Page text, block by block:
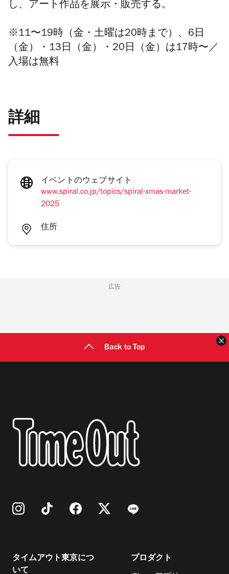
し、アート作品を展示・販売する。
※11〜19時（金・土曜は20時まで）、6日
（金）・13日（金）・20日（金）は17時〜／
入場は無料
詳細
イベントのウェブサイト
www.spiral.co.jp/topics/spiral-xmas-market-
2025
住所
広告
Back to Top
タイムアウト東京につ
いて
プロダクト